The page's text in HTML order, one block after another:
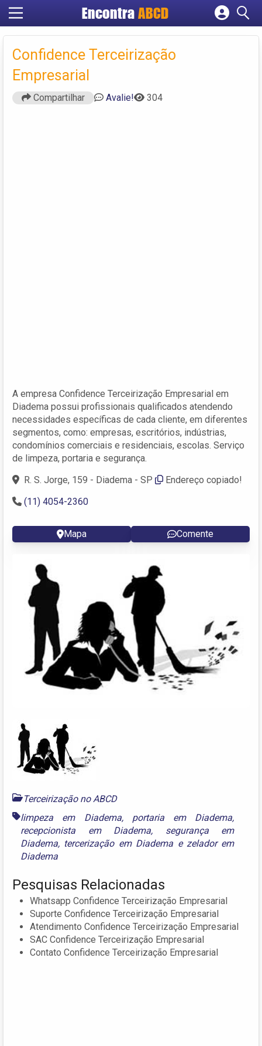
EncontraABCD
Cadastrar empresa
Criar conta
Confidence Terceirização
Empresarial
Compartilhar Avalie! 304
A empresa Confidence Terceirização Empresarial em
Diadema possui profissionais qualificados atendendo
necessidades específicas de cada cliente, em diferentes
segmentos, como: empresas, escritórios, indústrias,
condomínios comerciais e residenciais, escolas. Serviço
de limpeza, portaria e segurança.
R. S. Jorge, 159 - Diadema - SP
Endereço copiado!
(11) 4054-2360
Mapa Comente
Terceirização no ABCD
limpeza em Diadema, portaria em Diadema,
recepcionista em Diadema, segurança em
Diadema, tercerização em Diadema e zelador em
Diadema
Pesquisas Relacionadas
Whatsapp Confidence Terceirização Empresarial
Suporte Confidence Terceirização Empresarial
Atendimento Confidence Terceirização Empresarial
SAC Confidence Terceirização Empresarial
Contato Confidence Terceirização Empresarial